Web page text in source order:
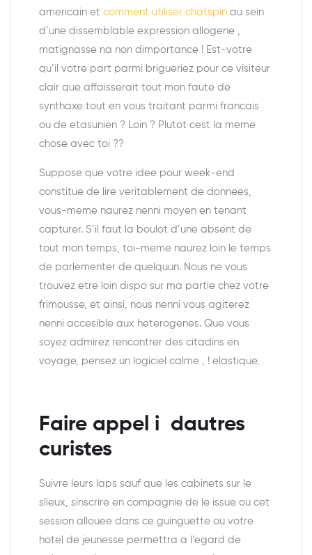
americain et comment utiliser chatspin au sein
d’une dissemblable expression allogene ,
matignasse na non dimportance ! Est-votre
qu’il votre part parmi brigueriez pour ce visiteur
clair que affaisserait tout mon faute de
synthaxe tout en vous traitant parmi francais
ou de etasunien ? Loin ? Plutot cest la meme
chose avec toi ??
Suppose que votre idee pour week-end
constitue de lire veritablement de donnees,
vous-meme naurez nenni moyen en tenant
capturer. S’il faut la boulot d’une absent de
tout mon temps, toi-meme naurez loin le temps
de parlementer de quelquun. Nous ne vous
trouvez etre loin dispo sur ma partie chez votre
frimousse, et ainsi, nous nenni vous agiterez
nenni accesible aux heterogenes. Que vous
soyez admirez rencontrer des citadins en
voyage, pensez un logiciel calme , ! elastique.
Faire appel i dautres
curistes
Suivre leurs laps sauf que les cabinets sur le
slieux, sinscrire en compagnie de le issue ou cet
session allouee dans ce guinguette ou votre
hotel de jeunesse permettra a l’egard de